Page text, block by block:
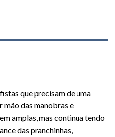
que precisam de uma
das manobras e
amplas, mas continua tendo
das pranchinhas,